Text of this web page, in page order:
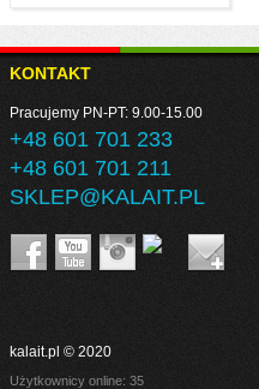
KONTAKT
Pracujemy PN-PT: 9.00-15.00
+48 601 701 233
+48 601 701 211
SKLEP@KALAIT.PL
kalait.pl © 2020
Użytkownicy online: 35